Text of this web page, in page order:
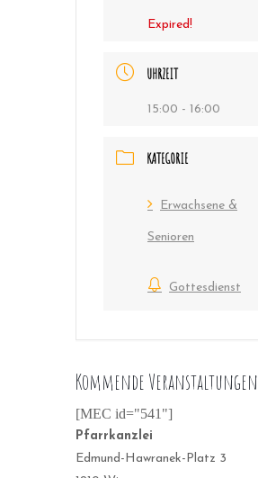
Expired!
UHRZEIT
15:00 - 16:00
KATEGORIE
Erwachsene &
Senioren
Gottesdienst
Kommende Veranstaltungen
[MEC id="541"]
Pfarrkanzlei
Edmund-Hawranek-Platz 3